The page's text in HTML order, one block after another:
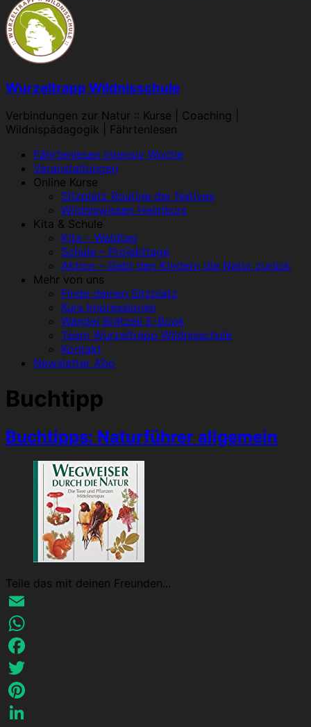
Wurzeltrapp Wildnisschule
Verbindungen zur Natur :: Kurse | Coaching |
Wildnispädagogik | Fährtenlesen
Menü Fährtenlesen Intensiv Woche
Veranstaltungen
Online Kurse
Sitzplatz Routine der Natives
Wildniswissen Heimkurs
Kita & Schule
Kita – Waldtag
Schule – Projekttage
Aktion – Gebt den Kindern die Natur zurück
Mehr von uns
Finde deinen Sitzplatz
Kurs Impressionen
Wandel Brätzeli E-Book
Team Wurzeltrapp Wildnisschule
Kontakt
Newsletter Abo
Buchtipp
Buchtipps: Naturführer allgemein
Teile das mit deinen Freunden...
Email
WhatsApp
Facebook
Twitter
Pinterest